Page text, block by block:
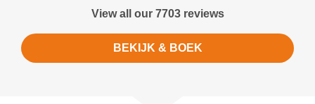
View all our 7703 reviews
BEKIJK & BOEK